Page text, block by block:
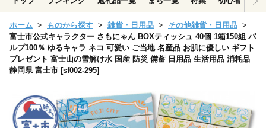
ホーム ものから探す 雑貨・日用品
その他雑貨・日用品
富士市公式キャラクター さもにゃん BOXティッシュ 40個 1箱150組 パ
ルプ100％ ゆるキャラ ネコ 可愛い ご当地 名産品 お肌に優しい ギフト
プレゼント 富士山の雪解け水 国産 防災 備蓄 日用品 生活用品 消耗品
静岡県 富士市 [sf002-295]